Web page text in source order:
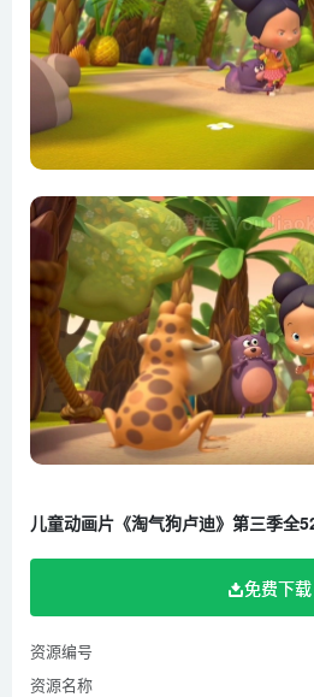
免费下载
资源编号
资源名称